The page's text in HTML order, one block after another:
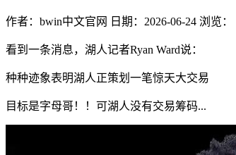
作者：bwin中文官网 日期：2026-06-24 浏览：
看到一条消息，湖人记者Ryan Ward说：
种种迹象表明湖人正策划一笔惊天大交易
目标是字母哥！！可湖人没有交易筹码...